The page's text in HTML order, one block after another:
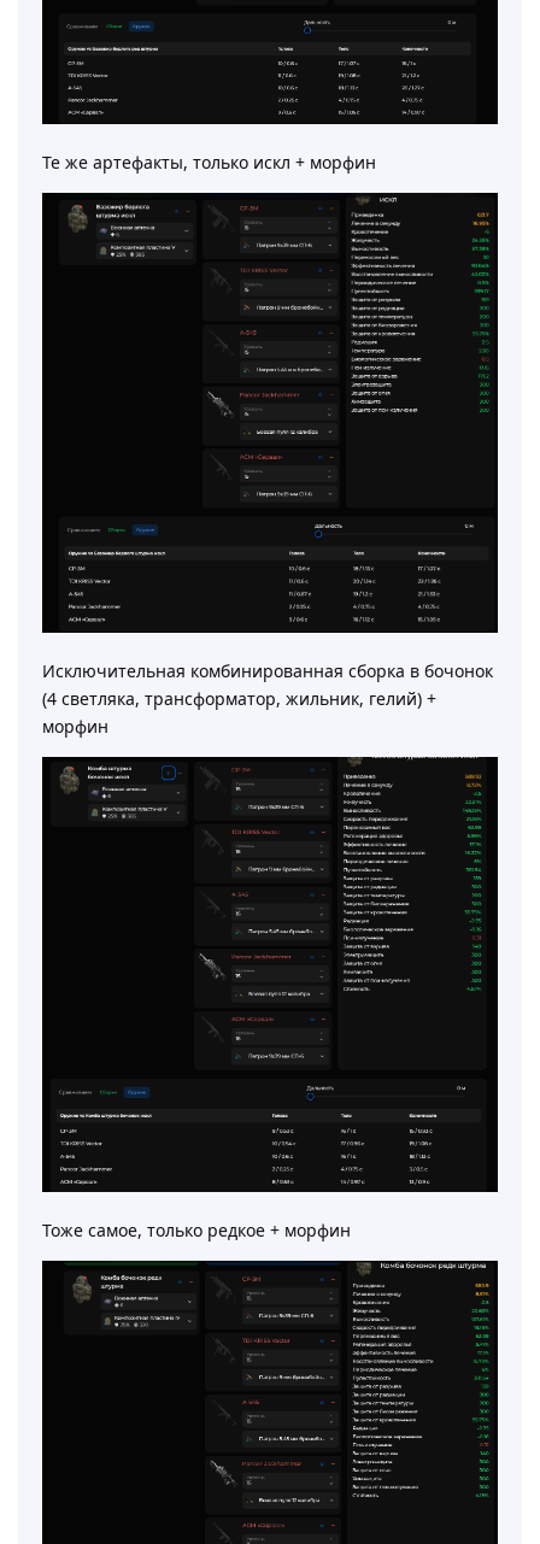
Те же артефакты, только искл + морфин
Исключительная комбинированная сборка в бочонок
(4 светляка, трансформатор, жильник, гелий) +
морфин
Тоже самое, только редкое + морфин